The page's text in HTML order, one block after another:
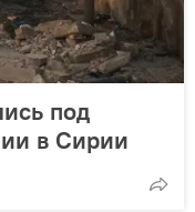
под
в Сирии